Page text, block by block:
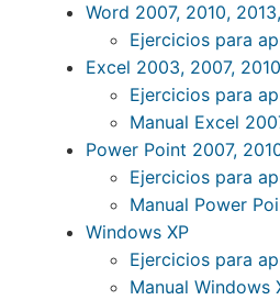
Word 2007, 2010,
Ejercicios para
Excel 2003, 2007,
Ejercicios para
Manual Excel
Power Point 2007,
Ejercicios para
Manual Power
Windows XP
Ejercicios para
Manual Windows